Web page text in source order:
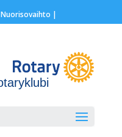
Nuorisovaihto |